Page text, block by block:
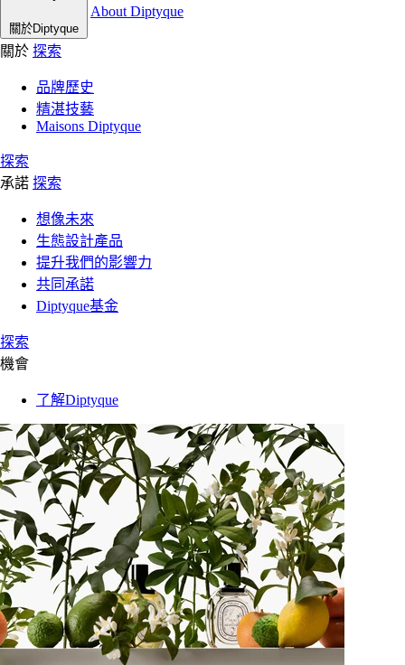
關於Diptyque
About Diptyque
關於 探索
品牌歷史
精湛技藝
Maisons Diptyque
探索
承諾 探索
想像未來
生態設計產品
提升我們的影響力
共同承諾
Diptyque基金
探索
機會
了解Diptyque